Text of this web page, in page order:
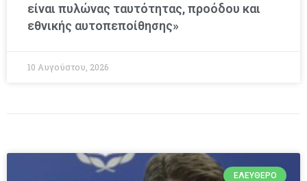
είναι πυλώνας ταυτότητας, προόδου και
εθνικής αυτοπεποίθησης»
10 Αυγούστου, 2026
ΕΛΕΎΘΕΡΟ